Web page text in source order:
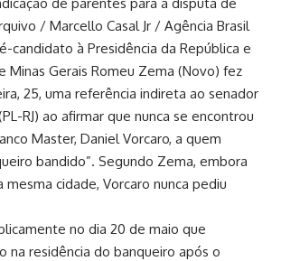
/ Marcello Casal Jr / Agência Brasil
candidato à Presidência da República e
Minas Gerais Romeu Zema (Novo) fez
25, uma referência indireta ao senador
RJ) ao afirmar que nunca se encontrou
Master, Daniel Vorcaro, a quem
bandido”. Segundo Zema, embora
mesma cidade, Vorcaro nunca pediu
no dia 20 de maio que
na residência do banqueiro após o